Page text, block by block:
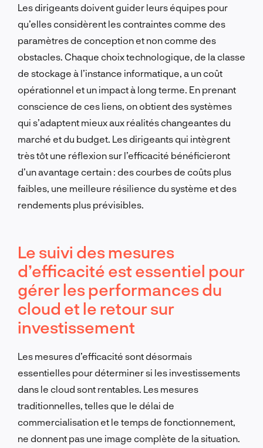
Les dirigeants doivent guider leurs équipes pour
qu’elles considèrent les contraintes comme des
paramètres de conception et non comme des
obstacles. Chaque choix technologique, de la classe
de stockage à l’instance informatique, a un coût
opérationnel et un impact à long terme. En prenant
conscience de ces liens, on obtient des systèmes
qui s’adaptent mieux aux réalités changeantes du
marché et du budget. Les dirigeants qui intègrent
très tôt une réflexion sur l’efficacité bénéficieront
d’un avantage certain : des courbes de coûts plus
faibles, une meilleure résilience du système et des
rendements plus prévisibles.
Le suivi des mesures
d’efficacité est essentiel pour
gérer les performances du
cloud et le retour sur
investissement
Les mesures d’efficacité sont désormais
essentielles pour déterminer si les investissements
dans le cloud sont rentables. Les mesures
traditionnelles, telles que le délai de
commercialisation et le temps de fonctionnement,
ne donnent pas une image complète de la situation.